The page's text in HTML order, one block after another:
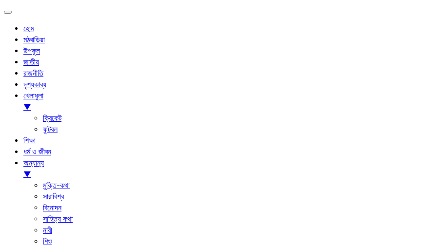
হোম
মঠবাড়িয়া
উপকূল
জাতীয়
রাজনীতি
দৃশ্যকাব্য
খেলাধুলা
▼
ক্রিকেট
ফুটবল
শিক্ষা
ধর্ম ও জীবন
অন্যান্য
▼
মুক্তি-কথা
সারাবিশ্ব
বিনোদন
সাহিত্য কথা
নারী
শিশু